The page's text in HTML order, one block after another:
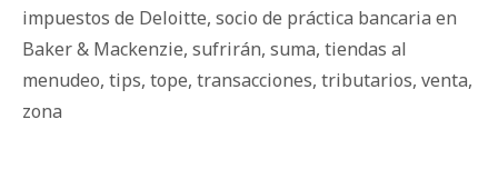
impuestos de Deloitte, socio de práctica bancaria en
Baker & Mackenzie, sufrirán, suma, tiendas al
menudeo, tips, tope, transacciones, tributarios, venta,
zona